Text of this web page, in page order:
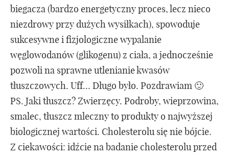
biegacza (bardzo energetyczny proces, lecz nieco
niezdrowy przy dużych wysiłkach), spowoduje
sukcesywne i fizjologiczne wypalanie
węglowodanów (glikogenu) z ciała, a jednocześnie
pozwoli na sprawne utlenianie kwasów
tłuszczowych. Uff… Długo było. Pozdrawiam 🙂
PS. Jaki tłuszcz? Zwierzęcy. Podroby, wieprzowina,
smalec, tłuszcz mleczny to produkty o najwyższej
biologicznej wartości. Cholesterolu się nie bójcie.
Z ciekawości: idźcie na badanie cholesterolu przed